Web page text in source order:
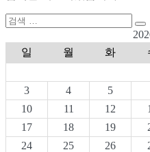
검
검
색
일
월 화
3
4 5
10
11 12
17
18 19
24
25 26